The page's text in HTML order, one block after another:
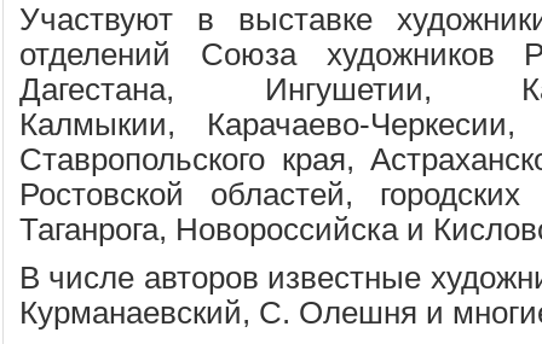
Участвуют в выставке
отделений Союза художников
Дагестана, Ингушетии,
Калмыкии, Карачаево-
Ставропольского края,
Ростовской областей,
Таганрога, Новороссийска и
В числе авторов известные
Курманаевский, С. Олешня и